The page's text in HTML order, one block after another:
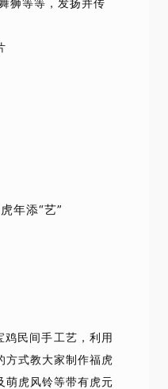
年添“艺”
鸡民间手工艺，利用
方式教大家制作福虎
萌虎风铃等带有虎元